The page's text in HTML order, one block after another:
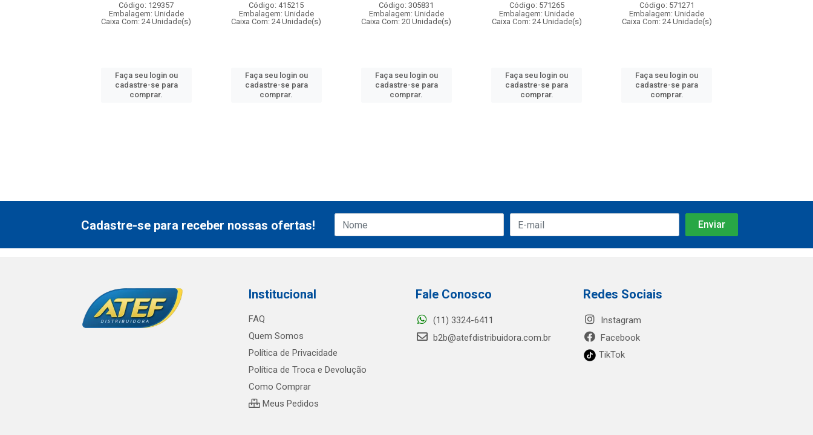
Código: 129357
Embalagem: Unidade
Caixa Com: 24 Unidade(s)
Faça seu login ou
cadastre-se para
comprar.
Código: 415215
Embalagem: Unidade
Caixa Com: 24 Unidade(s)
Faça seu login ou
cadastre-se para
comprar.
Código: 305831
Embalagem: Unidade
Caixa Com: 20 Unidade(s)
Faça seu login ou
cadastre-se para
comprar.
Código: 571265
Embalagem: Unidade
Caixa Com: 24 Unidade(s)
Faça seu login ou
cadastre-se para
comprar.
Código: 571271
Embalagem: Unidade
Caixa Com: 24 Unidade(s)
Faça seu login ou
cadastre-se para
comprar.
Cadastre-se para receber nossas ofertas!
Institucional
FAQ
Quem Somos
Política de Privacidade
Política de Troca e Devolução
Como Comprar
Meus Pedidos
Fale Conosco
(11) 3324-6411
b2b@atefdistribuidora.com.br
Redes Sociais
Instagram
Facebook
TikTok